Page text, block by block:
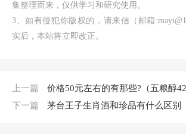
集整理而来，仅供学习和研究使用。
3、如有侵犯你版权的，请来信（邮箱
实后，本站将立即改正。
上一篇
价格50元左右的有那些?（五粮醇42度红
下一篇
茅台王子生肖酒和珍品有什么区别「茅台